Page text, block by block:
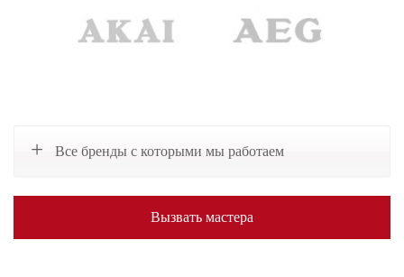
Все бренды с которыми мы работаем
Вызвать мастера